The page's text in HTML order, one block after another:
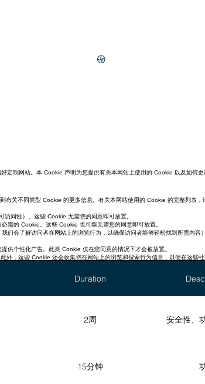
定制网站。本 Cookie 声明为您提供有关本网站上使用的 Cookie 以及如何
关不同类型 Cookie 的更多信息。有关本网站使用的 Cookie 的完整列表，
问性）。这些 Cookie 无需您的同意即可放置。
需的 Cookie。这些 Cookie 也可能无需您的同意即可放置。
们会了解访问者在网站上的浏览行为，以确保访问者能够轻松找到所需内容
供个性化广告。此类 Cookie 仅在您同意的情况下才会被放置。
，这些 Cookie 还会收集您在网站上的浏览和搜索行为信息，以便在这些
过这些 Cookie 收集的信息用于自身目的。您可以在相应社交媒体网络的
例如，当网站包含其他网站的元素（例如图片、社交媒体插件或广告）时
器时删除的 cookie。
您的身份。这些 Cookie 会在特定有效期后被删除。
Duration
2周 安全性、
15分钟